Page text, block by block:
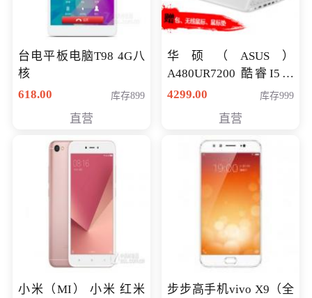
台电平板电脑T98 4G八
核
618.00
库存899
直营
华硕（ASUS）
A480UR7200 酷睿I5超
薄学生办公游戏独显笔
NV930-2G独
4299.00 库存999
直营
小米（MI） 小米 红米
步步高手机vivo X9（全